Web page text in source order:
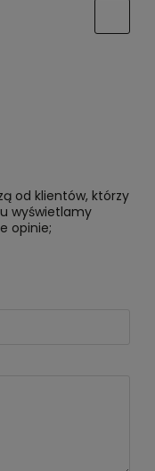
od klientów, którzy
wyświetlamy
opinie;